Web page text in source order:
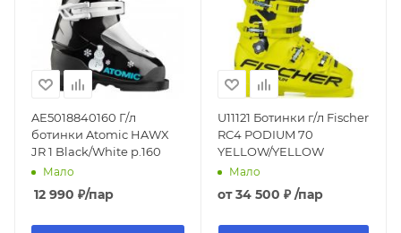
AE5018840160 Г/л
ботинки Atomic HAWX
JR 1 Black/White р.160
Мало
12 990 ₽/пар
U11121 Ботинки г/л Fischer
RC4 PODIUM 70
YELLOW/YELLOW
Мало
от34 500 ₽ /пар